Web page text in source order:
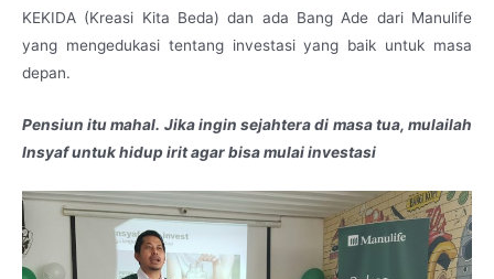
KEKIDA (Kreasi Kita Beda) dan ada Bang Ade dari Manulife
yang mengedukasi tentang investasi yang baik untuk masa
depan.
Pensiun itu mahal. Jika ingin sejahtera di masa tua, mulailah
Insyaf untuk hidup irit agar bisa mulai investasi